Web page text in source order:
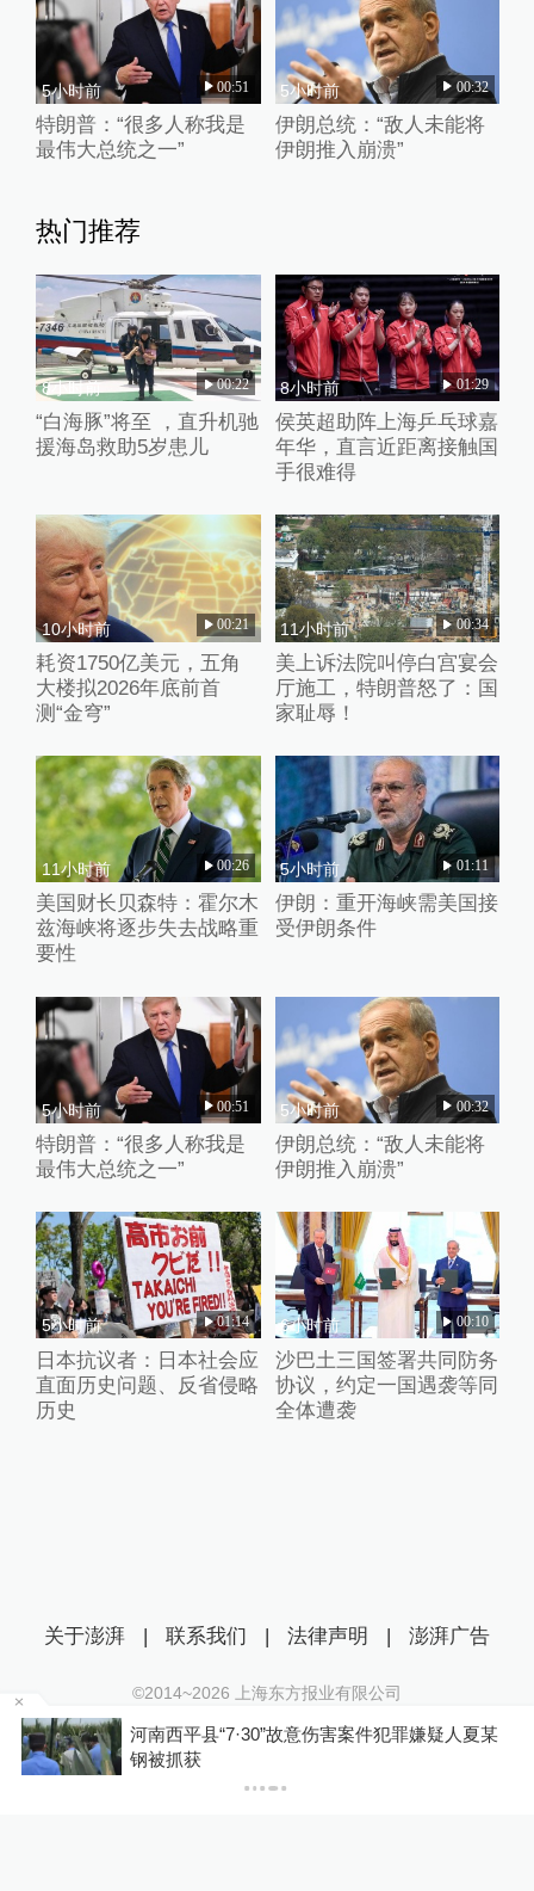
5小时前 00:51
特朗普：“很多人称我是
最伟大总统之一”
5小时前 00:32
伊朗总统：“敌人未能将
伊朗推入崩溃”
热门推荐
8小时前 00:22
“白海豚”将至 ，直升机驰
援海岛救助5岁患儿
8小时前 01:29
侯英超助阵上海乒乓球嘉
年华，直言近距离接触国
手很难得
10小时前 00:21
耗资1750亿美元，五角
大楼拟2026年底前首
测“金穹”
11小时前 00:34
美上诉法院叫停白宫宴会
厅施工，特朗普怒了：国
家耻辱！
11小时前 00:26
美国财长贝森特：霍尔木
兹海峡将逐步失去战略重
要性
5小时前 01:11
伊朗：重开海峡需美国接
受伊朗条件
5小时前 00:51
特朗普：“很多人称我是
最伟大总统之一”
5小时前 00:32
伊朗总统：“敌人未能将
伊朗推入崩溃”
5小时前 01:14
日本抗议者：日本社会应
直面历史问题、反省侵略
历史
6小时前 00:10
沙巴土三国签署共同防务
协议，约定一国遇袭等同
全体遭袭
河南西平县“7·30”故意伤害案件犯罪嫌疑人夏某
钢被抓获
关于澎湃 | 联系我们 | 法律声明 | 澎湃广告
©2014~2026 上海东方报业有限公司
沪ICP证：沪B2-20170116 | 沪ICP备14003370号
互联网新闻信息服务许可证：31120170006
沪公网安备 31010602000299号